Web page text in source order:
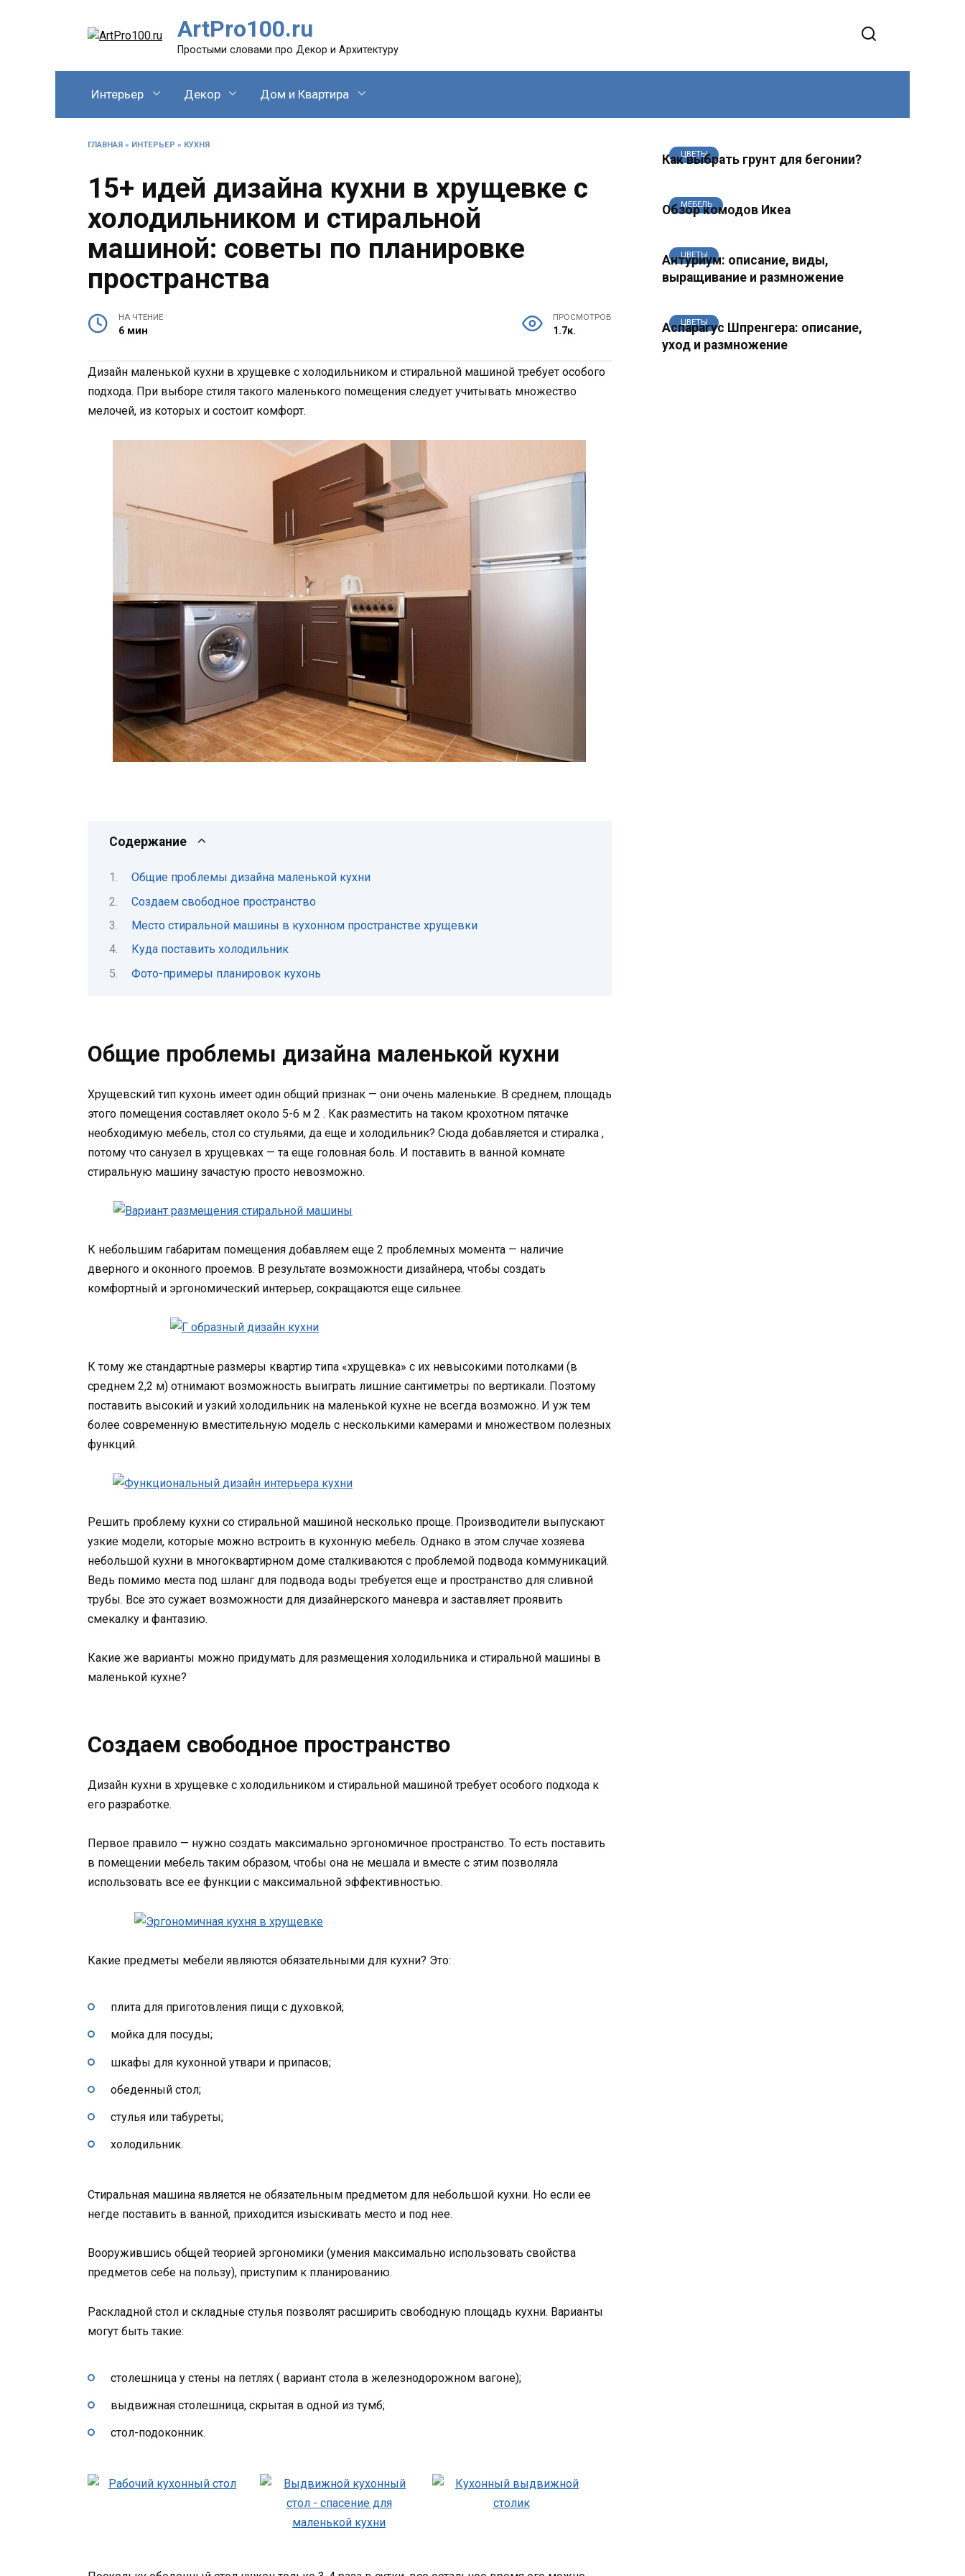
ArtPro100.ru
Простыми словами про Декор и Архитектуру
Интерьер Декор Дом и Квартира
ГЛАВНАЯ » ИНТЕРЬЕР » КУХНЯ
15+ идей дизайна кухни в хрущевке с
холодильником и стиральной
машиной: советы по планировке
пространства
НА ЧТЕНИЕ
6 мин
ПРОСМОТРОВ
1.7к.
Дизайн маленькой кухни в хрущевке с холодильником и стиральной машиной требует особого
подхода. При выборе стиля такого маленького помещения следует учитывать множество
мелочей, из которых и состоит комфорт.
Содержание
Общие проблемы дизайна маленькой кухни
Создаем свободное пространство
Место стиральной машины в кухонном пространстве хрущевки
Куда поставить холодильник
Фото-примеры планировок кухонь
Общие проблемы дизайна маленькой кухни
Хрущевский тип кухонь имеет один общий признак — они очень маленькие. В среднем, площадь
этого помещения составляет около 5-6 м 2 . Как разместить на таком крохотном пятачке
необходимую мебель, стол со стульями, да еще и холодильник? Сюда добавляется и стиралка ,
потому что санузел в хрущевках — та еще головная боль. И поставить в ванной комнате
стиральную машину зачастую просто невозможно.
К небольшим габаритам помещения добавляем еще 2 проблемных момента — наличие
дверного и оконного проемов. В результате возможности дизайнера, чтобы создать
комфортный и эргономический интерьер, сокращаются еще сильнее.
К тому же стандартные размеры квартир типа «хрущевка» с их невысокими потолками (в
среднем 2,2 м) отнимают возможность выиграть лишние сантиметры по вертикали. Поэтому
поставить высокий и узкий холодильник на маленькой кухне не всегда возможно. И уж тем
более современную вместительную модель с несколькими камерами и множеством полезных
функций.
Решить проблему кухни со стиральной машиной несколько проще. Производители выпускают
узкие модели, которые можно встроить в кухонную мебель. Однако в этом случае хозяева
небольшой кухни в многоквартирном доме сталкиваются с проблемой подвода коммуникаций.
Ведь помимо места под шланг для подвода воды требуется еще и пространство для сливной
трубы. Все это сужает возможности для дизайнерского маневра и заставляет проявить
смекалку и фантазию.
Какие же варианты можно придумать для размещения холодильника и стиральной машины в
маленькой кухне?
Создаем свободное пространство
Дизайн кухни в хрущевке с холодильником и стиральной машиной требует особого подхода к
его разработке.
Первое правило — нужно создать максимально эргономичное пространство. То есть поставить
в помещении мебель таким образом, чтобы она не мешала и вместе с этим позволяла
использовать все ее функции с максимальной эффективностью.
Какие предметы мебели являются обязательными для кухни? Это:
плита для приготовления пищи с духовкой;
мойка для посуды;
шкафы для кухонной утвари и припасов;
обеденный стол;
стулья или табуреты;
холодильник.
Стиральная машина является не обязательным предметом для небольшой кухни. Но если ее
негде поставить в ванной, приходится изыскивать место и под нее.
Вооружившись общей теорией эргономики (умения максимально использовать свойства
предметов себе на пользу), приступим к планированию.
Раскладной стол и складные стулья позволят расширить свободную площадь кухни. Варианты
могут быть такие:
столешница у стены на петлях ( вариант стола в железнодорожном вагоне);
выдвижная столешница, скрытая в одной из тумб;
стол-подоконник.
ЦВЕТЫ
Как выбрать грунт для бегонии?
МЕБЕЛЬ
Обзор комодов Икеа
ЦВЕТЫ
Антуриум: описание, виды,
выращивание и размножение
ЦВЕТЫ
Аспарагус Шпренгера: описание,
уход и размножение